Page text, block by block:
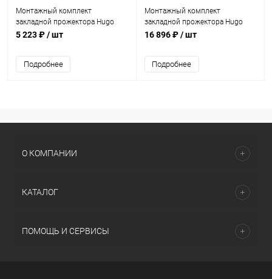
Монтажный комплект
закладной прожектора Hugo
Lahme 50Вт 110мм (универсал)
5 223 ₽/ шт
Подробнее
Монтажный комплект
закладной прожектора Hugo
Lahme 300Вт 270мм
16 896 ₽/ шт
Подробнее
О КОМПАНИИ
КАТАЛОГ
ПОМОЩЬ И СЕРВИСЫ